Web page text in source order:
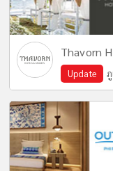
Thavorn
Update